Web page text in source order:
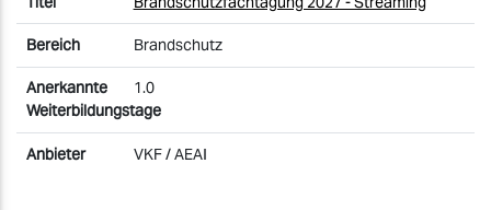
Brandschutz
1.0
VKF / AEAI